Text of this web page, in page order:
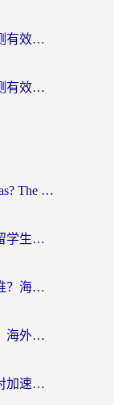
国外如何听歌的软件？海外党亲测有效的回国加速器指南
国外怎么用咪咕音乐？海外党亲测有效的听歌自由指南
How to Play Lineage (天堂) Overseas? The Ultimate Guide to Choosing the Best Chinese Server Game Accelerator (在国外打天堂加速器)
在国外怎么打冰原守卫者不卡？留学生亲测的国服游戏加速指南
韩国怎么玩金币大富翁：首富是谁？海外党国服游戏加速全攻略
北美玩战双帕弥什加速器有哪些？海外党亲测好用的国服加速指南
在英国打球球大作战总卡顿？选对加速器让你告别延迟（附实测攻略）